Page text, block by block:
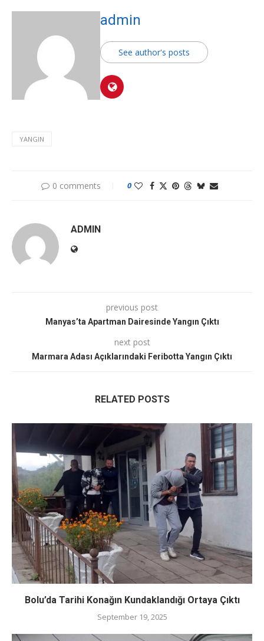
admin
See author's posts
YANGIN
0 comments 0
ADMIN
previous post
Manyas’ta Apartman Dairesinde Yangın Çıktı
next post
Marmara Adası Açıklarındaki Feribotta Yangın Çıktı
RELATED POSTS
Bolu’da Tarihi Konağın Kundaklandığı Ortaya Çıktı
September 19, 2025